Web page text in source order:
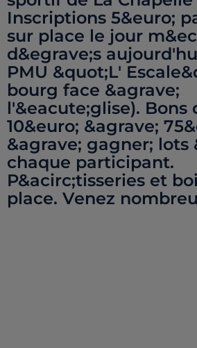
Inscriptions 5&euro;
sur place le jour
d&egrave;s
PMU &quot;L'
bourg face &agrave;
l'&eacute;glise). Bons
10&euro; &agrave;
&agrave; gagner; lots
chaque participant.
P&acirc;tisseries et
place. Venez